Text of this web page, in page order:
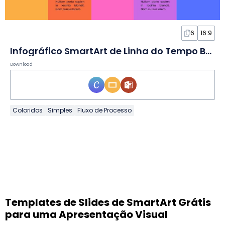
6 16:9
Infográfico SmartArt de Linha do Tempo Básico em Slides
Download
Coloridos Simples Fluxo de Processo
Templates de Slides de SmartArt Grátis
para uma Apresentação Visual